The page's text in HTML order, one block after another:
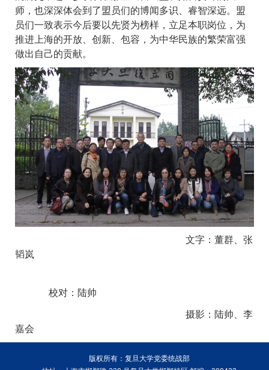
师，也深深体会到了盟员们的博闻多识、睿智深远。盟
员们一致表示今后要以先贤为榜样，立足本职岗位，为
推进上海的开放、创新、包容，为中华民族的繁荣富强
做出自己的贡献。
文字：董群、张
韬岚
校对：陆帅
摄影：陆帅、李
嘉会
版权所有：复旦大学党委统战部